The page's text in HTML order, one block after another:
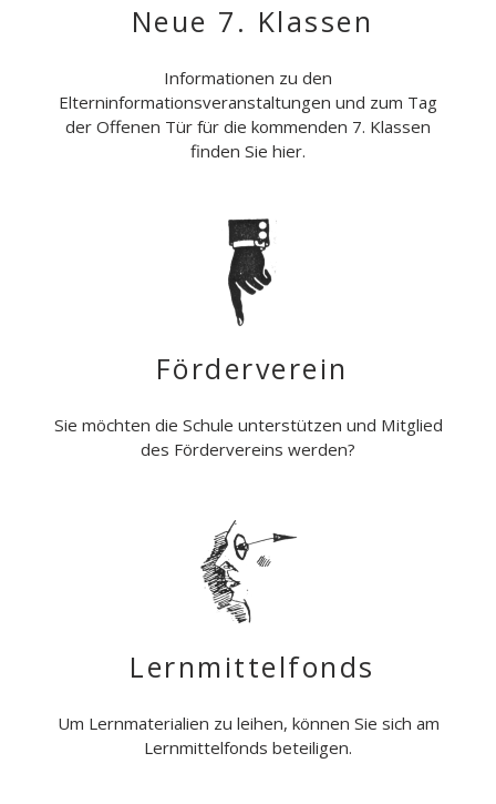
Neue 7. Klassen
Informationen zu den
Elterninformationsveranstaltungen und zum Tag
der Offenen Tür für die kommenden 7. Klassen
finden Sie hier.
Förderverein
Sie möchten die Schule unterstützen und Mitglied
des Fördervereins werden?
Lernmittelfonds
Um Lernmaterialien zu leihen, können Sie sich am
Lernmittelfonds beteiligen.